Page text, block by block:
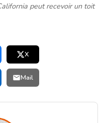
peut recevoir un toit
X
Mail